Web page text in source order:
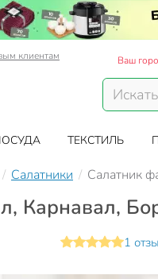
клиентам Ваш
ТЕКСТИЛЬ
Салатники Салатник
Карнавал,
1